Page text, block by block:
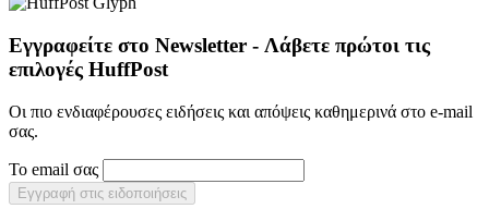
Εγγραφείτε στο Newsletter - Λάβετε πρώτοι τις
επιλογές HuffPost
Οι πιο ενδιαφέρουσες ειδήσεις και απόψεις καθημερινά στο e-mail
σας.
Το email σας
Εγγραφή στις ειδοποιήσεις